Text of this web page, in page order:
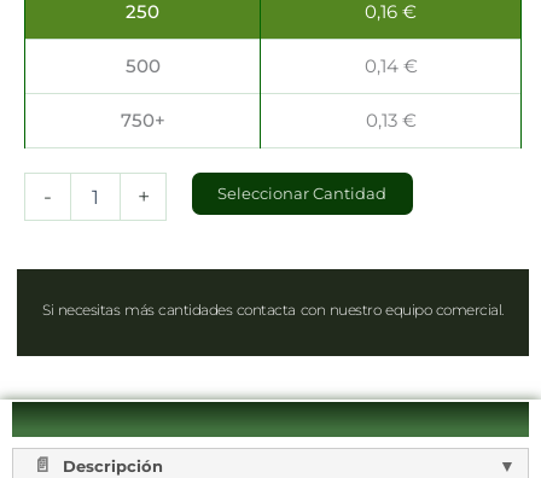
250 0,16€
500 0,14 €
750+ 0,13 €
- + Seleccionar Cantidad
Si necesitas más cantidades contacta con nuestro equipo comercial.
Descripción